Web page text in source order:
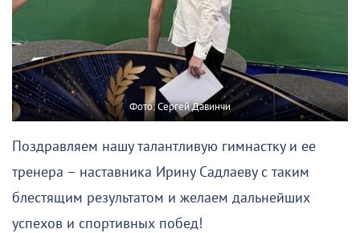
Фото: Сергей Давинчи
Поздравляем нашу талантливую гимнастку и ее
тренера – наставника Ирину Садлаеву с таким
блестящим результатом и желаем дальнейших
успехов и спортивных побед!